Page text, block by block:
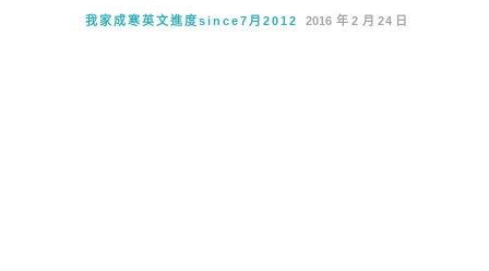
我家成寒英文進度since7月2012 2016 年 2 月 24 日